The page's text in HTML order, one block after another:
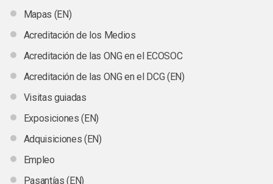
Mapas (EN)
Acreditación de los Medios
Acreditación de las ONG en el ECOSOC
Acreditación de las ONG en el DCG (EN)
Visitas guiadas
Exposiciones (EN)
Adquisiciones (EN)
Empleo
Pasantías (EN)